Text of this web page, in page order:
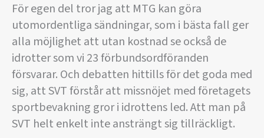
För egen del tror jag att MTG kan göra
utomordentliga sändningar, som i bästa fall ger
alla möjlighet att utan kostnad se också de
idrotter som vi 23 förbundsordföranden
försvarar. Och debatten hittills för det goda med
sig, att SVT förstår att missnöjet med företagets
sportbevakning gror i idrottens led. Att man på
SVT helt enkelt inte ansträngt sig tillräckligt.